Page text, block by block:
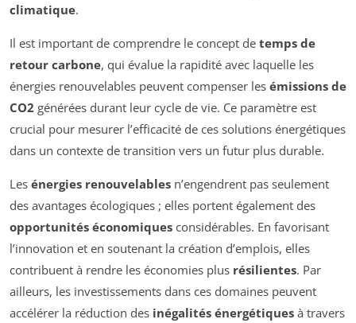
climatique.
Il est important de comprendre le concept de temps de
retour carbone, qui évalue la rapidité avec laquelle les
énergies renouvelables peuvent compenser les émissions de
CO2 générées durant leur cycle de vie. Ce paramètre est
crucial pour mesurer l’efficacité de ces solutions énergétiques
dans un contexte de transition vers un futur plus durable.
Les énergies renouvelables n’engendrent pas seulement
des avantages écologiques ; elles portent également des
opportunités économiques considérables. En favorisant
l’innovation et en soutenant la création d’emplois, elles
contribuent à rendre les économies plus résilientes. Par
ailleurs, les investissements dans ces domaines peuvent
accélérer la réduction des inégalités énergétiques à travers